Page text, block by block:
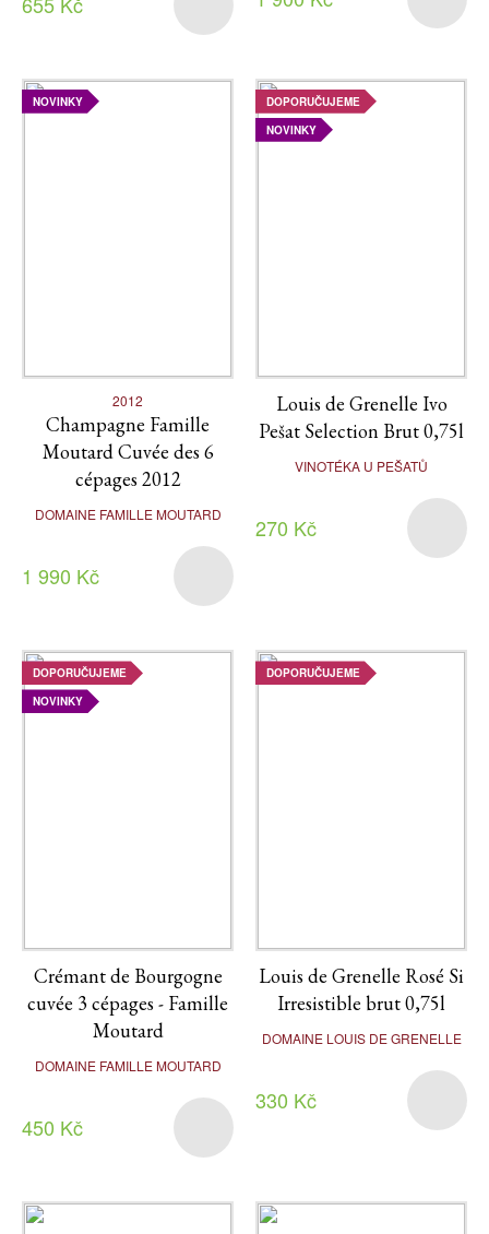
NOVINKY
2012
Champagne Famille
Moutard Cuvée des 6
cépages 2012
DOMAINE FAMILLE MOUTARD
1 990 Kč
DOPORUČUJEME
NOVINKY
Louis de Grenelle Ivo
Pešat Selection Brut 0,75l
VINOTÉKA U PEŠATŮ
270 Kč
DOPORUČUJEME
NOVINKY
Crémant de Bourgogne
cuvée 3 cépages - Famille
Moutard
DOMAINE FAMILLE MOUTARD
450 Kč
DOPORUČUJEME
Louis de Grenelle Rosé Si
Irresistible brut 0,75l
DOMAINE LOUIS DE GRENELLE
330 Kč